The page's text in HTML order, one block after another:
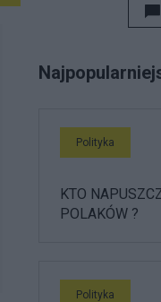
Polityka
KTO
POLAKÓW ?
Polityka